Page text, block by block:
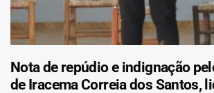
Nota de repúdio e indignação
de Iracema Correia dos Santos,